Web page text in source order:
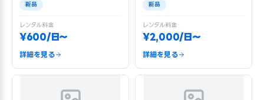
新品
レンタル料金
¥600/日〜
詳細を見る
新品
レンタル料金
¥2,000/日〜
詳細を見る